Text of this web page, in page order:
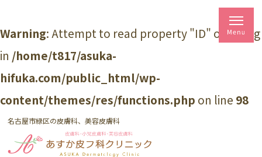
Warning: Attempt to read property "ID" on string
in /home/t817/asuka-
hifuka.com/public_html/wp-
content/themes/res/functions.php on line 98
名古屋市緑区の皮膚科、美容皮膚科